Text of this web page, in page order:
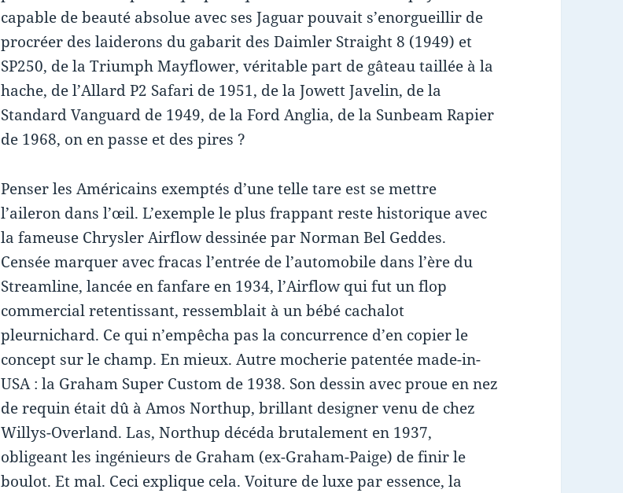
capable de beauté absolue avec ses Jaguar pouvait s’enorgueillir de
procréer des laiderons du gabarit des Daimler Straight 8 (1949) et
SP250, de la Triumph Mayflower, véritable part de gâteau taillée à la
hache, de l’Allard P2 Safari de 1951, de la Jowett Javelin, de la
Standard Vanguard de 1949, de la Ford Anglia, de la Sunbeam Rapier
de 1968, on en passe et des pires ?
Penser les Américains exemptés d’une telle tare est se mettre
l’aileron dans l’œil. L’exemple le plus frappant reste historique avec
la fameuse Chrysler Airflow dessinée par Norman Bel Geddes.
Censée marquer avec fracas l’entrée de l’automobile dans l’ère du
Streamline, lancée en fanfare en 1934, l’Airflow qui fut un flop
commercial retentissant, ressemblait à un bébé cachalot
pleurnichard. Ce qui n’empêcha pas la concurrence d’en copier le
concept sur le champ. En mieux. Autre mocherie patentée made-in-
USA : la Graham Super Custom de 1938. Son dessin avec proue en nez
de requin était dû à Amos Northup, brillant designer venu de chez
Willys-Overland. Las, Northup décéda brutalement en 1937,
obligeant les ingénieurs de Graham (ex-Graham-Paige) de finir le
boulot. Et mal. Ceci explique cela. Voiture de luxe par essence, la